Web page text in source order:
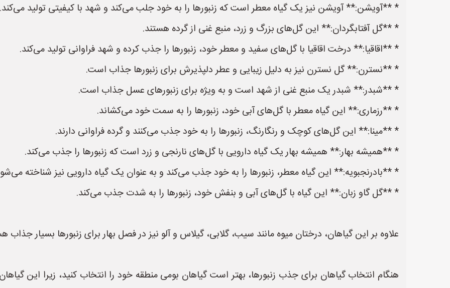
* **آویشن:** آویشن نیز یک گیاه معطر است که زنبورها را به خود جلب می‌کند و شهد با کیفیتی تولید می‌کند.
* **گل آفتابگردان:** این گل‌های بزرگ و زرد، منبع غنی از گرده هستند.
* **اقاقیا:** درخت اقاقیا با گل‌های سفید و معطر خود، زنبورها را جذب کرده و شهد فراوانی تولید می‌کند.
* **نسترن:** گل نسترن نیز به دلیل زیبایی و عطر دلپذیرش برای زنبورها جذاب است.
* **شبدر:** شبدر یک منبع غنی از شهد است و به ویژه برای زنبورهای عسل جذاب است.
* **رزماری:** این گیاه معطر با گل‌های آبی خود، زنبورها را به سمت خود می‌کشاند.
* **مینا:** این گل‌های کوچک و رنگارنگ، زنبورها را به خود جذب می‌کنند و گرده فراوانی دارند.
* **همیشه بهار:** همیشه بهار یک گیاه دارویی با گل‌های نارنجی و زرد است که زنبورها را جذب می‌کند.
* **بادرنجبویه:** این گیاه معطر، زنبورها را به خود جذب می‌کند و به عنوان یک گیاه دارویی نیز شناخته
* **گل گاو زبان:** این گیاه با گل‌های آبی و بنفش خود، زنبورها را به شدت جذب می‌کند.
علاوه بر این گیاهان، درختان میوه مانند سیب، گلابی، گیلاس و آلو نیز در فصل بهار برای زنبورها بسیار جذاب
هنگام انتخاب گیاهان برای جذب زنبورها، بهتر است گیاهان بومی منطقه خود را انتخاب کنید، زیرا این